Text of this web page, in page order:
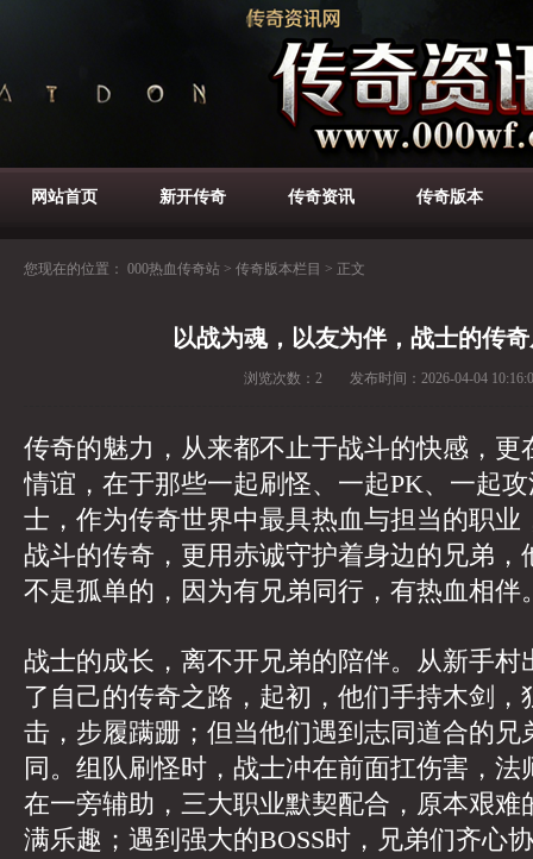
网站首页 新开传奇 传奇资讯 传奇版本
您现在的位置： 000热血传奇站 > 传奇版本栏目 > 正文
以战为魂，以友为伴，战士的传
浏览次数： 2 发布时间： 2026-04-04
传奇的魅力，从来都不止于战斗的快感，更
情谊，在于那些一起刷怪、一起PK、一起
士，作为传奇世界中最具热血与担当的职业
战斗的传奇，更用赤诚守护着身边的兄弟，
不是孤单的，因为有兄弟同行，有热血相伴
战士的成长，离不开兄弟的陪伴。从新手村
了自己的传奇之路，起初，他们手持木剑，
击，步履蹒跚；但当他们遇到志同道合的兄
同。组队刷怪时，战士冲在前面扛伤害，法
在一旁辅助，三大职业默契配合，原本艰难
满乐趣；遇到强大的BOSS时，兄弟们齐心